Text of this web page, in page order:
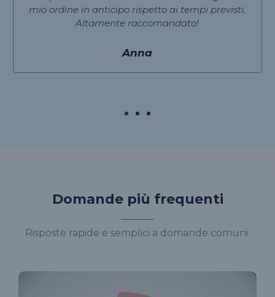
mio ordine in anticipo rispetto ai tempi previsti.
Altamente raccomandato!
Anna
Domande più frequenti
Risposte rapide e semplici a domande comuni.